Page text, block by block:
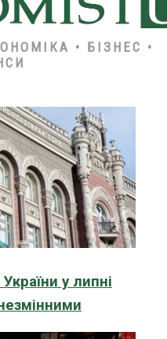
• БІЗНЕС •
у липні